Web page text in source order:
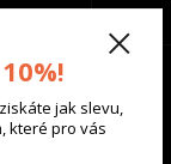
Menu
jak slevu,
které pro vás